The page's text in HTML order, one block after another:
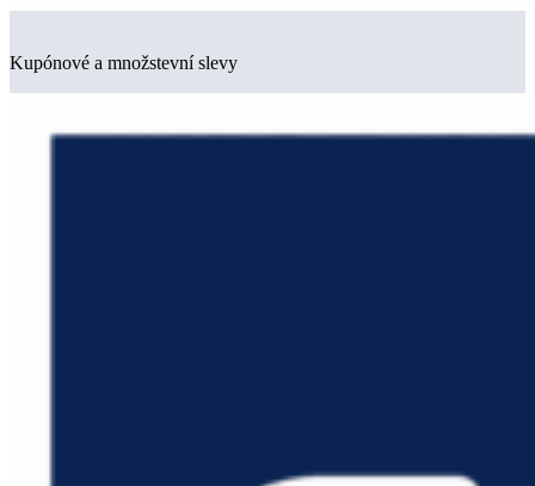
Kupónové a množstevní slevy